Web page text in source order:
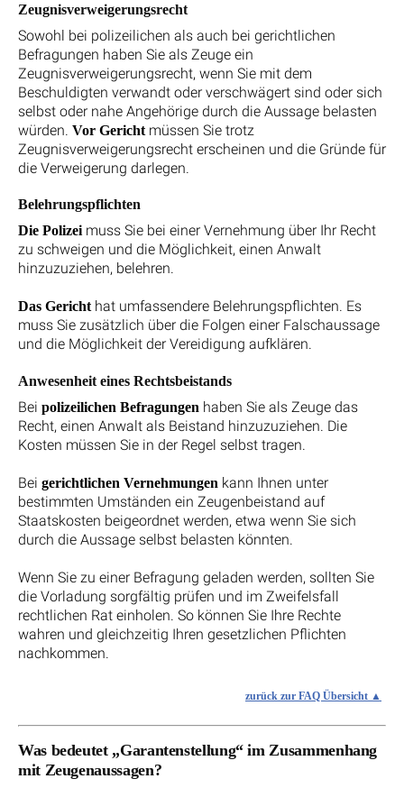
Zeugnisverweigerungsrecht
Sowohl bei polizeilichen als auch bei gerichtlichen
Befragungen haben Sie als Zeuge ein
Zeugnisverweigerungsrecht, wenn Sie mit dem
Beschuldigten verwandt oder verschwägert sind oder sich
selbst oder nahe Angehörige durch die Aussage belasten
würden. Vor Gericht müssen Sie trotz
Zeugnisverweigerungsrecht erscheinen und die Gründe für
die Verweigerung darlegen.
Belehrungspflichten
Die Polizeimuss Sie bei einer Vernehmung über Ihr Recht
zu schweigen und die Möglichkeit, einen Anwalt
hinzuzuziehen, belehren.
Das Gerichthat umfassendere Belehrungspflichten. Es
muss Sie zusätzlich über die Folgen einer Falschaussage
und die Möglichkeit der Vereidigung aufklären.
Anwesenheit eines Rechtsbeistands
Bei polizeilichen Befragungen haben Sie als Zeuge das
Recht, einen Anwalt als Beistand hinzuzuziehen. Die
Kosten müssen Sie in der Regel selbst tragen.
Bei gerichtlichen Vernehmungen kann Ihnen unter
bestimmten Umständen ein Zeugenbeistand auf
Staatskosten beigeordnet werden, etwa wenn Sie sich
durch die Aussage selbst belasten könnten.
Wenn Sie zu einer Befragung geladen werden, sollten Sie
die Vorladung sorgfältig prüfen und im Zweifelsfall
rechtlichen Rat einholen. So können Sie Ihre Rechte
wahren und gleichzeitig Ihren gesetzlichen Pflichten
nachkommen.
zurück zur FAQ Übersicht
Was bedeutet „Garantenstellung“ im Zusammenhang
mit Zeugenaussagen?